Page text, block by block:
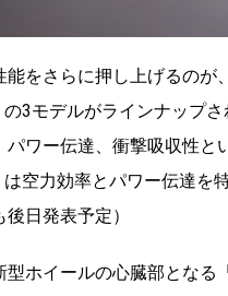
能をさらに押し上げるのが
の3モデルがラインナップ
パワー伝達、衝撃吸収性と
は空力効率とパワー伝達を
後日発表予定）
型ホイールの心臓部となる